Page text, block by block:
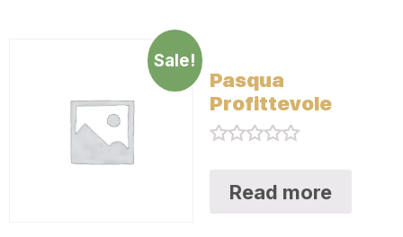
Sale!
Pasqua
Profittevole
outRead more